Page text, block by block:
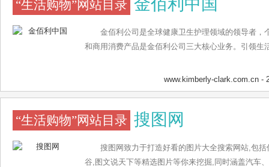
“生活购物”网站目录 金佰利中国
金佰利公司是全球健康卫生护理领域的领导者，
和商用消费产品是金佰利公司三大核心业务。引领生
www.kimberly-clark.com.cn -
“生活购物”网站目录 搜图网
搜图网致力于打造好看的图片大全搜索网站,包
谷,图文说天下等精选图片等你来挖掘,同时涵盖汽车